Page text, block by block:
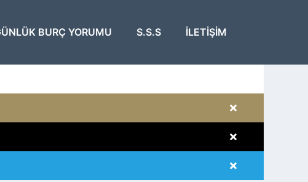
BURÇ YORUMU S.S.S İLETIŞIM
×
×
×